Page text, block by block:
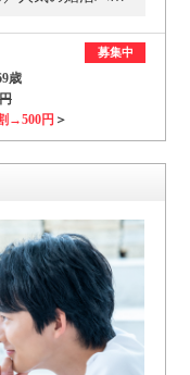
募集中
歳
→500円 ＞